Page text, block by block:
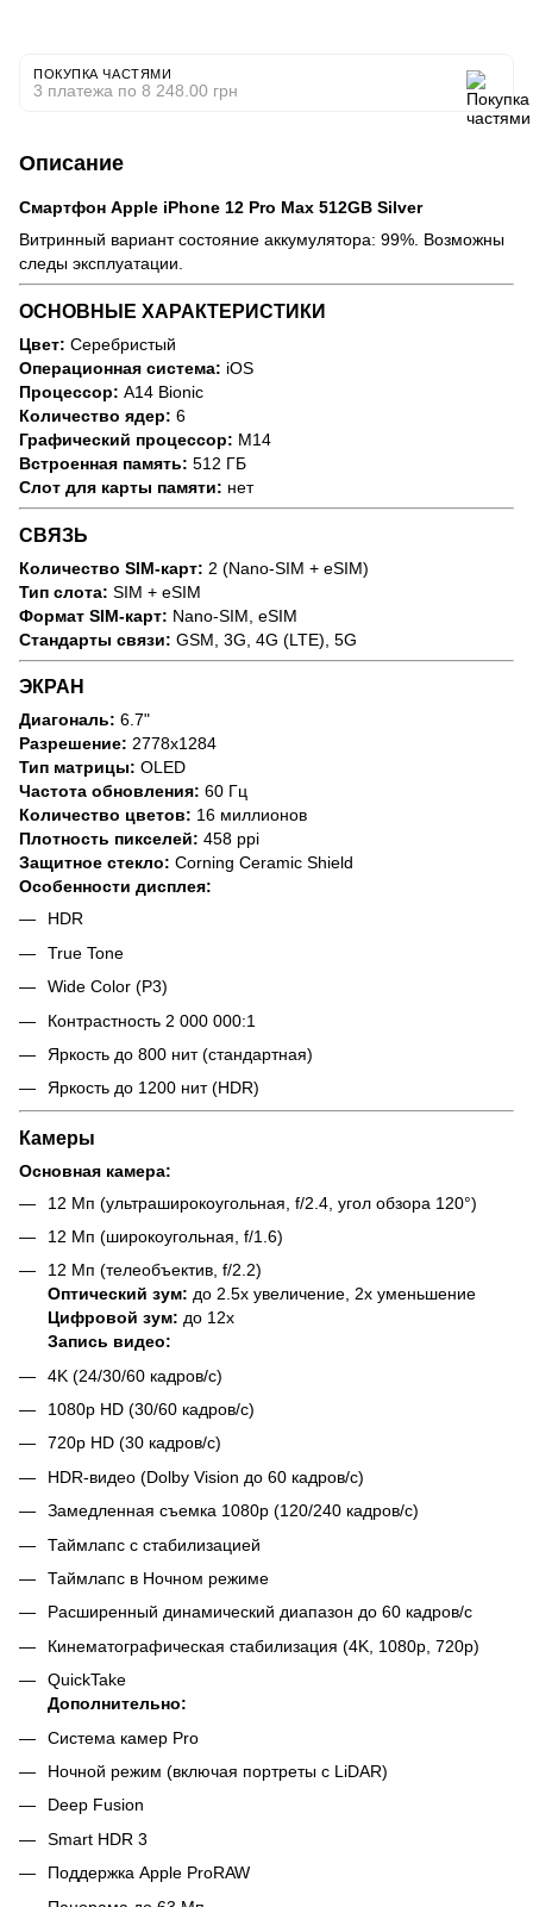
ПОКУПКА ЧАСТЯМИ
3 платежа по 8 248.00 грн
Описание
Смартфон Apple iPhone 12 Pro Max 512GB Silver
Витринный вариант состояние аккумулятора: 99%. Возможны
следы эксплуатации.
ОСНОВНЫЕ ХАРАКТЕРИСТИКИ
Цвет: Серебристый
Операционная система: iOS
Процессор: A14 Bionic
Количество ядер: 6
Графический процессор: M14
Встроенная память: 512 ГБ
Слот для карты памяти: нет
СВЯЗЬ
Количество SIM-карт: 2 (Nano-SIM + eSIM)
Тип слота: SIM + eSIM
Формат SIM-карт: Nano-SIM, eSIM
Стандарты связи: GSM, 3G, 4G (LTE), 5G
ЭКРАН
Диагональ: 6.7"
Разрешение: 2778x1284
Тип матрицы: OLED
Частота обновления: 60 Гц
Количество цветов: 16 миллионов
Плотность пикселей: 458 ppi
Защитное стекло: Corning Ceramic Shield
Особенности дисплея:
HDR
True Tone
Wide Color (P3)
Контрастность 2 000 000:1
Яркость до 800 нит (стандартная)
Яркость до 1200 нит (HDR)
Камеры
Основная камера:
12 Мп (ультраширокоугольная, f/2.4, угол обзора 120°)
12 Мп (широкоугольная, f/1.6)
12 Мп (телеобъектив, f/2.2)
Оптический зум: до 2.5x увеличение, 2x уменьшение
Цифровой зум: до 12x
Запись видео:
4K (24/30/60 кадров/с)
1080p HD (30/60 кадров/с)
720p HD (30 кадров/с)
HDR‑видео (Dolby Vision до 60 кадров/с)
Замедленная съемка 1080p (120/240 кадров/с)
Таймлапс с стабилизацией
Таймлапс в Ночном режиме
Расширенный динамический диапазон до 60 кадров/с
Кинематографическая стабилизация (4K, 1080p, 720p)
QuickTake
Дополнительно:
Система камер Pro
Ночной режим (включая портреты с LiDAR)
Deep Fusion
Smart HDR 3
Поддержка Apple ProRAW